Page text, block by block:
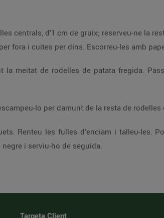
centrals, d’1 cm de gruix; reserveu-ne la
fora i cuites per dins. Escorreu-les amb
la meitat de rodelles de patata fregida.
lo per damunt de la resta de rodelles
Renteu les fulles d’enciam i talleu-les.
i serviu-ho de seguida.
Targeta Client